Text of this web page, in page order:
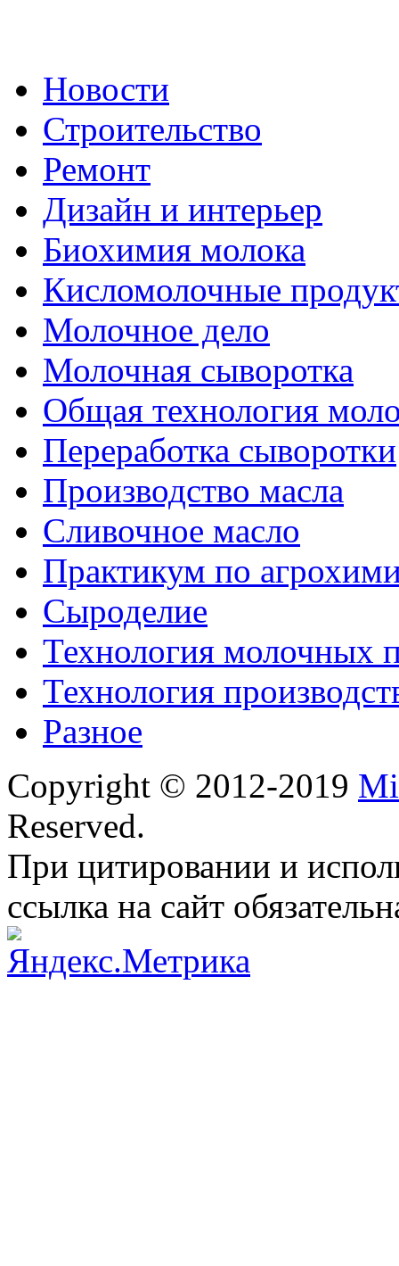
Новости
Строительство
Ремонт
Дизайн и интерьер
Биохимия молока
Кисломолочные
Молочное дело
Молочная сыворотка
Общая технология
Переработка сыворотки
Производство масла
Сливочное масло
Практикум по
Сыроделие
Технология молочных
Технология
Разное
Copyright © 2012-2019
Reserved.
При цитировании и
ссылка на сайт